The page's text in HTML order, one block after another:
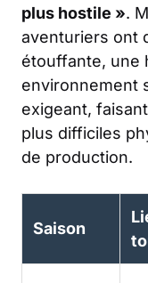
plus hostile ».
aventuriers ont
étouffante, une
environnement
exigeant,
plus difficiles
de production.
Saison